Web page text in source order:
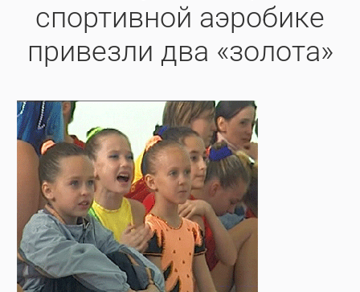
спортивной аэробике
привезли два «золота»